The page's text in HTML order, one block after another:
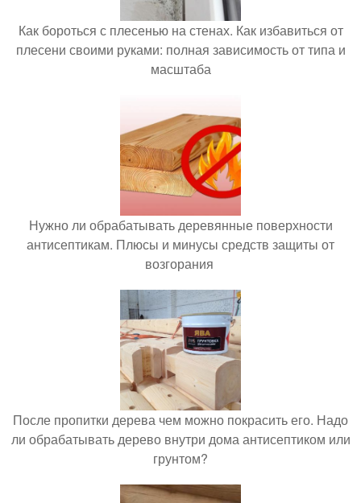
Как бороться с плесенью на стенах. Как избавиться от
плесени своими руками: полная зависимость от типа и
масштаба
Нужно ли обрабатывать деревянные поверхности
антисептикам. Плюсы и минусы средств защиты от
возгорания
После пропитки дерева чем можно покрасить его. Надо
ли обрабатывать дерево внутри дома антисептиком или
грунтом?